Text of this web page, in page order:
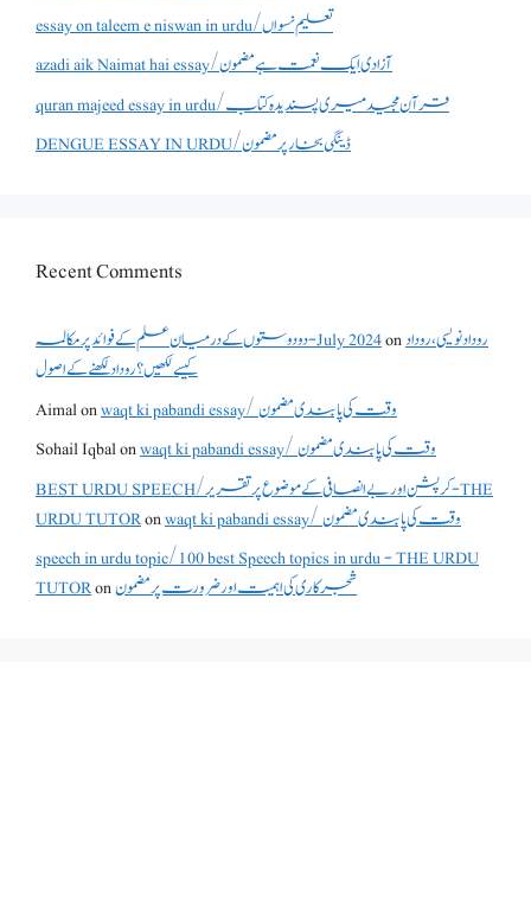
essay on taleem e niswan in urdu/تعلیم نسواں
azadi aik Naimat hai essay/آزادی ایک نعمت ہے مضمون
quran majeed essay in urdu/قرآن مجید میری پسندیدہ کتاب
DENGUE ESSAY IN URDU/ڈینگی بخار پر مضمون
Recent Comments
دو دوستوں کے درمیان علم کے فوائد پر مکالمہ - July 2024onروداد نویسی ،روداد
کیسے لکھیں؟ روداد لکھنے کے اصول
Aimalon
waqt ki pabandi essay/ وقت کی پابندی مضمون
Sohail Iqbalon
waqt ki pabandi essay/ وقت کی پابندی مضمون
BEST URDU SPEECH/کرپشن اور بے انصافی کے موضوع پر تقریر - THE
URDU TUTORon
waqt ki pabandi essay/ وقت کی پابندی مضمون
speech in urdu topic/100 best Speech topics in urdu - THE URDU
TUTORonشجرکاری کی اہمیت اور ضرورت پر مضمون